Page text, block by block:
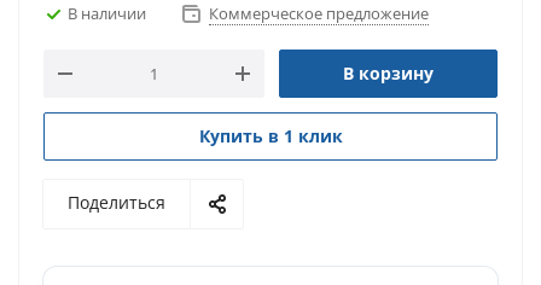
В наличии Коммерческое предложение
В корзину
Купить в 1 клик
Поделиться